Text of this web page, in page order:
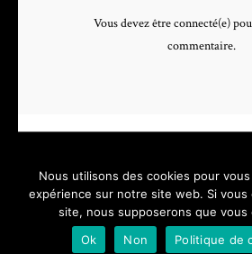
Vous devez être connecté(e)
commentaire.
PHOTOGRAPHE & VIDEASTE
Nous utilisons des cookies pour
expérience sur notre site web. Si vous
site, nous supposerons que
Ok
Non Politique de